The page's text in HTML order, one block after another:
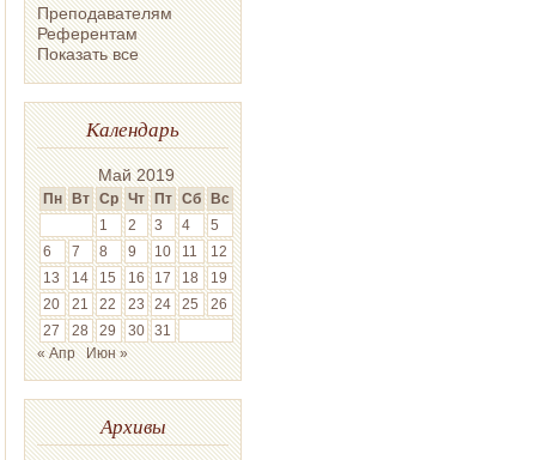
Преподавателям
Референтам
Показать все
Календарь
Май 2019
Пн Вт Ср Чт Пт Сб Вс
1
2 3 4
5
6
7 8 9 10 11
12
13
14 15 16 17 18
19
20
21 22 23 24 25
26
27
28 29 30 31
« Апр
Июн »
Архивы